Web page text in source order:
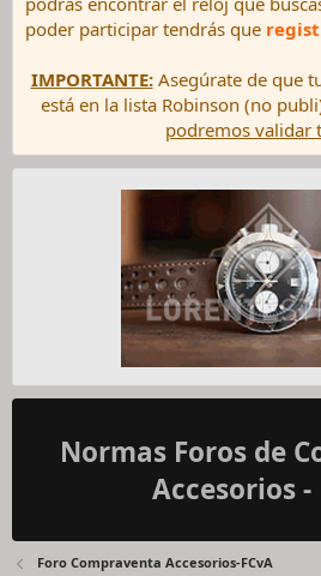
poder participar tendrás que
IMPORTANTE:Asegúrate de que
está en la lista Robinson (no
podremos validar
Normas Foros de
Accesorios -
Foro Compraventa Accesorios-FCvA